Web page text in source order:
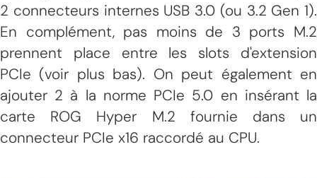
2 connecteurs internes USB 3.0 (ou 3.2 Gen 1).
En complément, pas moins de 3 ports M.2
prennent place entre les slots d'extension
PCIe (voir plus bas). On peut également en
ajouter 2 à la norme PCIe 5.0 en insérant la
carte ROG Hyper M.2 fournie dans un
connecteur PCIe x16 raccordé au CPU.